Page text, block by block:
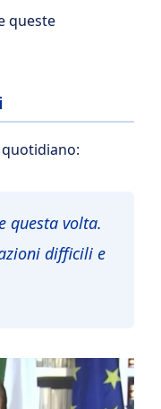
queste
questa volta.
difficili e